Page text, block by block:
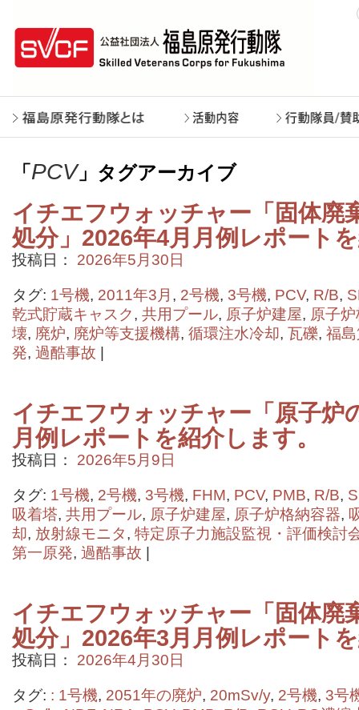
「 PCV」タグアーカイブ
イチエフウォッチャー「固体廃
処分」2026年4月月例レポート
投稿日： 2026年5月30日
タグ: 1号機, 2011年3月 , 2号機, 3号機, PCV, R/B,
乾式貯蔵キャスク, 共用プール, 原子炉建屋, 原子
壊, 廃炉, 廃炉等支援機構, 循環注水冷却, 瓦礫, 福
発, 過酷事故
イチエフウォッチャー「原子炉
月例レポートを紹介します。
投稿日： 2026年5月9日
タグ: 1号機, 2号機, 3号機, FHM, PCV, PMB, R/B,
吸着塔, 共用プール, 原子炉建屋, 原子炉格納容器,
却, 放射線モニタ, 特定原子力施設監視・評価検討
第一原発, 過酷事故
イチエフウォッチャー「固体廃
処分」2026年3月月例レポート
投稿日： 2026年4月30日
タグ: : 1号機, 2051年の廃炉, 20mSv/y, 2号機, 3号